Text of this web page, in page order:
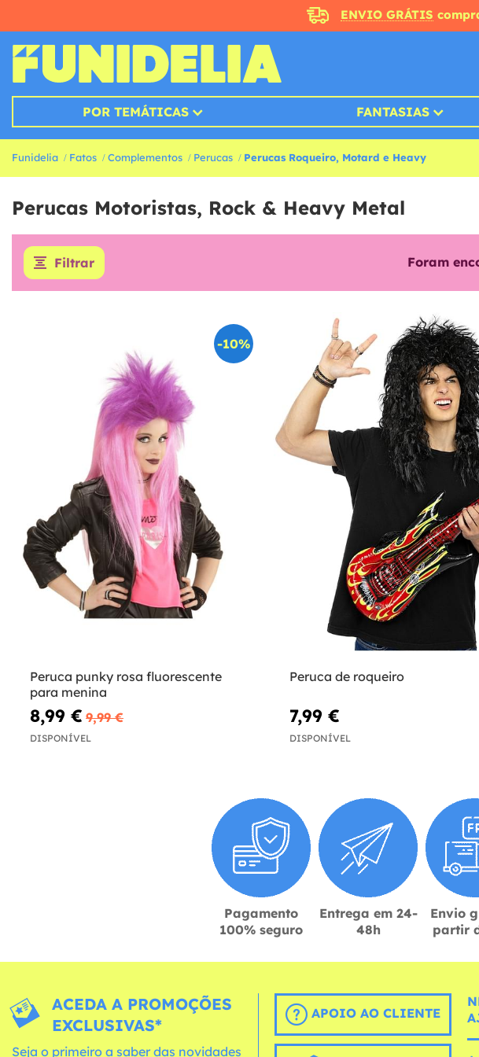
ENVIO GRÁTIS
POR TEMÁTICAS FANTASIAS
Funidelia Fatos Complementos Perucas Perucas Roqueiro, Motard e Heavy
Perucas Motoristas, Rock & Heavy Metal
Filtrar Foram
-10%
Peruca punky rosa fluorescente
para menina
8,99 € 9,99 €
DISPONÍVEL
Peruca de roqueiro
7,99 €
DISPONÍVEL
Pagamento
100% seguro
Entrega em 24-
48h
Envio
partir
ACEDA A PROMOÇÕES
EXCLUSIVAS*
Seja o primeiro a saber das novidades
APOIO AO CLIENTE